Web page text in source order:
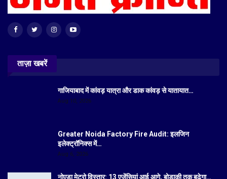
ताज़ा खबरें
गाजियाबाद में कांवड़ यात्रा और डाक कांवड़ से यातायात…
Aug 10, 2026
Greater Noida Factory Fire Audit: इलजिन
इलेक्ट्रॉनिक्स में…
Aug 6, 2026
नोएडा मेट्रो विस्तार: 13 एजेंसियां आई आगे, बोड़ाकी तक बढ़ेगा…